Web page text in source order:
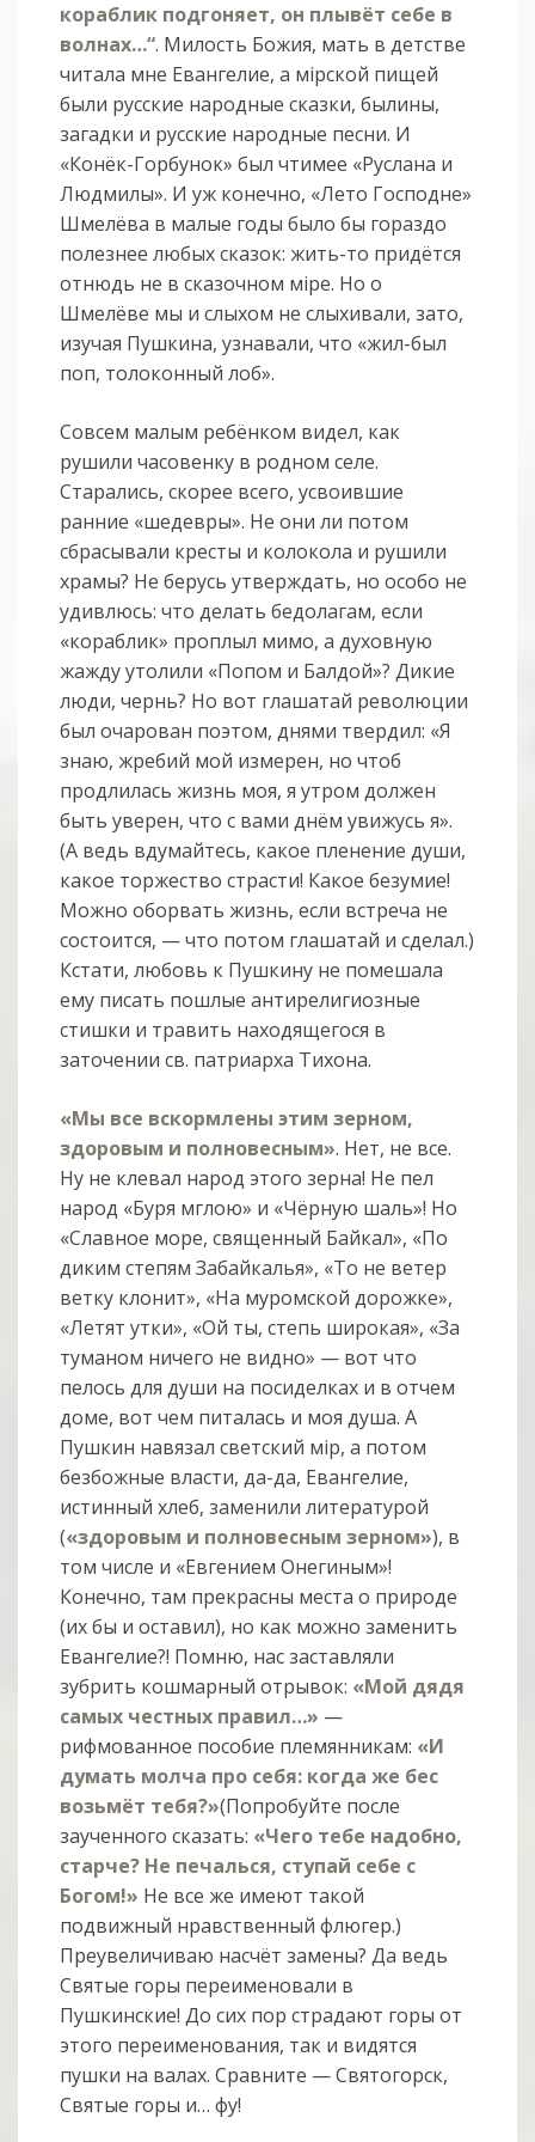
кораблик подгоняет, он плывёт себе в
волнах…“. Милость Божия, мать в детстве
читала мне Евангелие, а мiрской пищей
были русские народные сказки, былины,
загадки и русские народные песни. И
«Конёк-Горбунок» был чтимее «Руслана и
Людмилы». И уж конечно, «Лето Господне»
Шмелёва в малые годы было бы гораздо
полезнее любых сказок: жить-то придётся
отнюдь не в сказочном мiре. Но о
Шмелёве мы и слыхом не слыхивали, зато,
изучая Пушкина, узнавали, что «жил-был
поп, толоконный лоб».
Совсем малым ребёнком видел, как
рушили часовенку в родном селе.
Старались, скорее всего, усвоившие
ранние «шедевры». Не они ли потом
сбрасывали кресты и колокола и рушили
храмы? Не берусь утверждать, но особо не
удивлюсь: что делать бедолагам, если
«кораблик» проплыл мимо, а духовную
жажду утолили «Попом и Балдой»? Дикие
люди, чернь? Но вот глашатай революции
был очарован поэтом, днями твердил: «Я
знаю, жребий мой измерен, но чтоб
продлилась жизнь моя, я утром должен
быть уверен, что с вами днём увижусь я».
(А ведь вдумайтесь, какое пленение души,
какое торжество страсти! Какое безумие!
Можно оборвать жизнь, если встреча не
состоится, — что потом глашатай и сделал.)
Кстати, любовь к Пушкину не помешала
ему писать пошлые антирелигиозные
стишки и травить находящегося в
заточении св. патриарха Тихона.
«Мы все вскормлены этим зерном,
здоровым и полновесным». Нет, не все.
Ну не клевал народ этого зерна! Не пел
народ «Буря мглою» и «Чёрную шаль»! Но
«Славное море, священный Байкал», «По
диким степям Забайкалья», «То не ветер
ветку клонит», «На муромской дорожке»,
«Летят утки», «Ой ты, степь широкая», «За
туманом ничего не видно» — вот что
пелось для души на посиделках и в отчем
доме, вот чем питалась и моя душа. А
Пушкин навязал светский мiр, а потом
безбожные власти, да-да, Евангелие,
истинный хлеб, заменили литературой
(«здоровым и полновесным зерном»), в
том числе и «Евгением Онегиным»!
Конечно, там прекрасны места о природе
(их бы и оставил), но как можно заменить
Евангелие?! Помню, нас заставляли
зубрить кошмарный отрывок: «Мой дядя
самых честных правил…» —
рифмованное пособие племянникам: «И
думать молча про себя: когда же бес
возьмёт тебя?»(Попробуйте после
заученного сказать: «Чего тебе надобно,
старче? Не печалься, ступай себе с
Богом!» Не все же имеют такой
подвижный нравственный флюгер.)
Преувеличиваю насчёт замены? Да ведь
Святые горы переименовали в
Пушкинские! До сих пор страдают горы от
этого переименования, так и видятся
пушки на валах. Сравните — Святогорск,
Святые горы и… фу!